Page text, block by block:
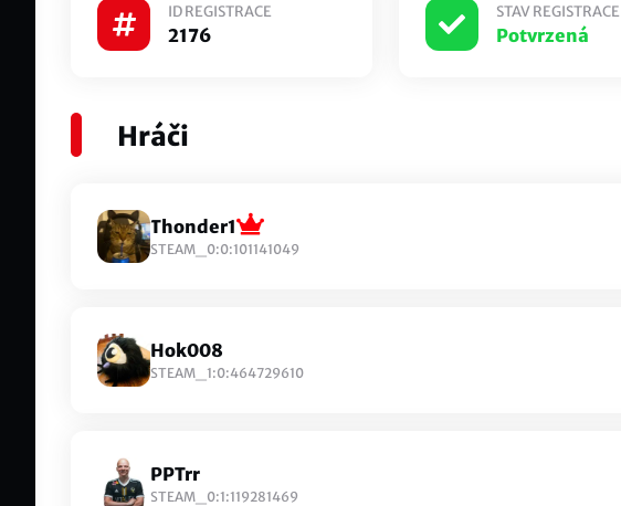
ID REGISTRACE
2176
STAV REGISTRACE
Potvrzená
Hráči
Thonder1
STEAM_0:0:101141049
Hok008
STEAM_1:0:464729610
PPTrr
STEAM_0:1:119281469